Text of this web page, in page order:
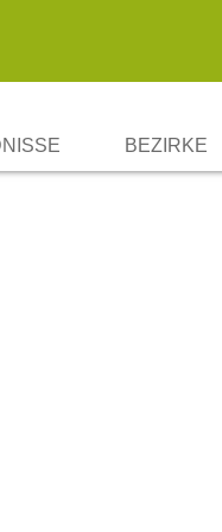
BEZIRKE